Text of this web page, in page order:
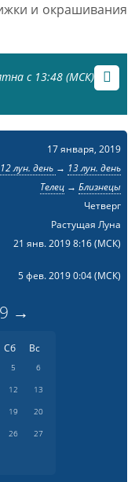
и окрашивания
с 13:48 (МСК) до
17 января, 2019
12 лун. день → 13 лун. день
Телец→ Близнецы
Четверг
Растущая Луна
21 янв. 2019 8:16(МСК)
5 фев. 2019 0:04(МСК)
→
Сб Вс
5
6
12
13
19
20
26
27